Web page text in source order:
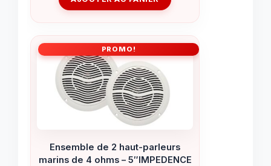
PROMO!
Ensemble de 2 haut-parleurs
marins de 4 ohms – 5″IMPEDENCE